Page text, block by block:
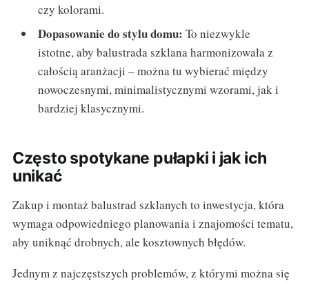
czy kolorami.
Dopasowanie do stylu domu: To niezwykle
istotne, aby balustrada szklana harmonizowała z
całością aranżacji – można tu wybierać między
nowoczesnymi, minimalistycznymi wzorami, jak i
bardziej klasycznymi.
Często spotykane pułapki i jak ich
unikać
Zakup i montaż balustrad szklanych to inwestycja, która
wymaga odpowiedniego planowania i znajomości tematu,
aby uniknąć drobnych, ale kosztownych błędów.
Jednym z najczęstszych problemów, z którymi można się